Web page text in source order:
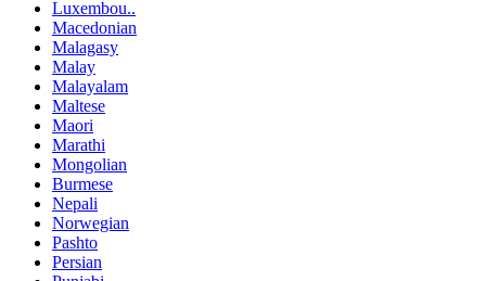
Luxembou..
Macedonian
Malagasy
Malay
Malayalam
Maltese
Maori
Marathi
Mongolian
Burmese
Nepali
Norwegian
Pashto
Persian